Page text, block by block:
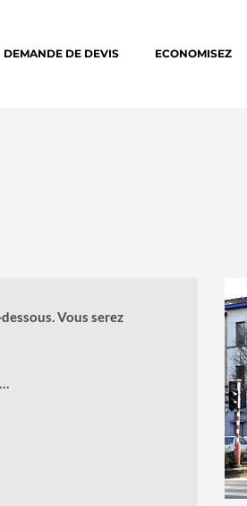
DEMANDE DE DEVIS ECONOMISEZ
Vous serez